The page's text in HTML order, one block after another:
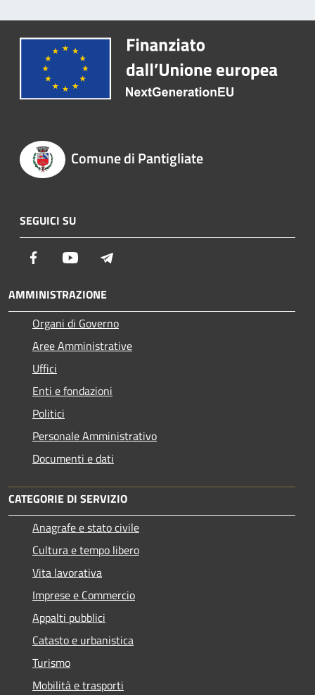
Comune di Pantigliate
SEGUICI SU
Facebook Youtube
AMMINISTRAZIONE
Organi di Governo
Aree Amministrative
Uffici
Enti e fondazioni
Politici
Personale Amministrativo
Documenti e dati
CATEGORIE DI SERVIZIO
Anagrafe e stato civile
Cultura e tempo libero
Vita lavorativa
Imprese e Commercio
Appalti pubblici
Catasto e urbanistica
Turismo
Mobilità e trasporti